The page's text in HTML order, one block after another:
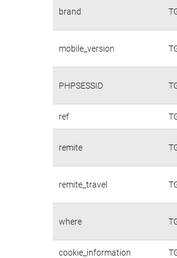
brand
mobile_version
PHPSESSID
ref
remite
remite_travel
where
cookie_information